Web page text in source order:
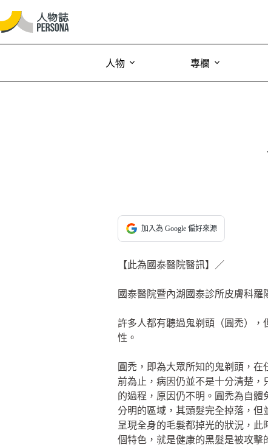
人物 專欄
加入為 Google 偏好來源
【此為國泰醫院醫訊】／
國泰醫院暨內湖國泰診所皮膚科羅
許多人都有聽過鬼剃頭（圓禿）
性。
圓禿，即為大眾所知的鬼剃頭，
前為止，病因仍並不是十分清楚
的過程，原因仍不明。圓禿為自
分明的區域，其頭髮完全掉落，但
呈現全身的毛髮都掉光的狀況，
個特色，就是健康的黑髮是被攻